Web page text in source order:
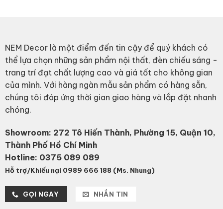
NEM Decor là một điểm đến tin cậy để quý khách có
thể lựa chọn những sản phẩm nội thất, đèn chiếu sáng -
trang trí đạt chất lượng cao và giá tốt cho không gian
của mình. Với hàng ngàn mẫu sản phẩm có hàng sẵn,
chúng tôi đáp ứng thời gian giao hàng và lắp đặt nhanh
chóng.
Showroom: 272 Tô Hiến Thành, Phường 15, Quận 10,
Thành Phố Hồ Chí Minh
Hotline: 0375 089 089
Hỗ trợ/Khiếu nại 0989 666 188 (Ms. Nhung)
GỌI NGAY NHẮN TIN